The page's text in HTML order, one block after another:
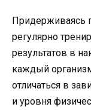
Придерживаясь
регулярно
результатов в
каждый
отличаться в
и уровня